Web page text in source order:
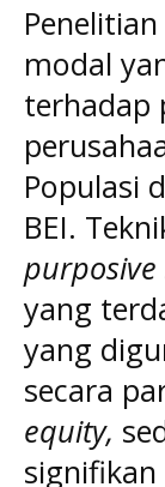
modal
terhadap
Populasi
BEI.
yang
yang
secara
equity,